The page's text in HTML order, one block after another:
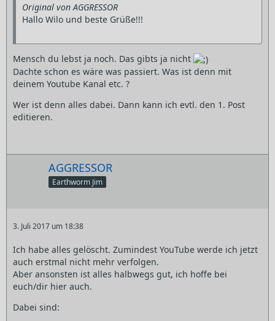
Original von AGGRESSOR
Hallo Wilo und beste Grüße!!!
Mensch du lebst ja noch. Das gibts ja nicht
Dachte schon es wäre was passiert. Was ist denn mit
deinem Youtube Kanal etc. ?
Wer ist denn alles dabei. Dann kann ich evtl. den 1. Post
editieren.
AGGRESSOR
Earthworm Jim
3. Juli 2017 um 18:38
Ich habe alles gelöscht. Zumindest YouTube werde ich jetzt
auch erstmal nicht mehr verfolgen.
Aber ansonsten ist alles halbwegs gut, ich hoffe bei
euch/dir hier auch.
Dabei sind: